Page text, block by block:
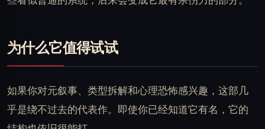
为什么它值得试试
如果你对元叙事、类型拆解和心理恐怖感兴趣，这部几
乎是绕不过去的代表作。即使你已经知道它有名，它的